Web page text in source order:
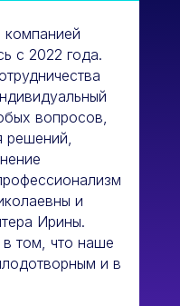
компанией
с 2022 года.
вопросов,
решений,
и
Ирины.
том, что наше
и в